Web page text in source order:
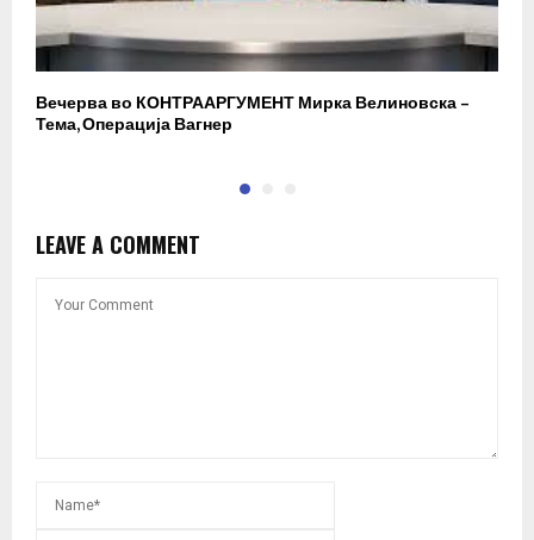
Вечерва во КОНТРААРГУМЕНТ Мирка Велиновска –
Тема, Операција Вагнер
LEAVE A COMMENT